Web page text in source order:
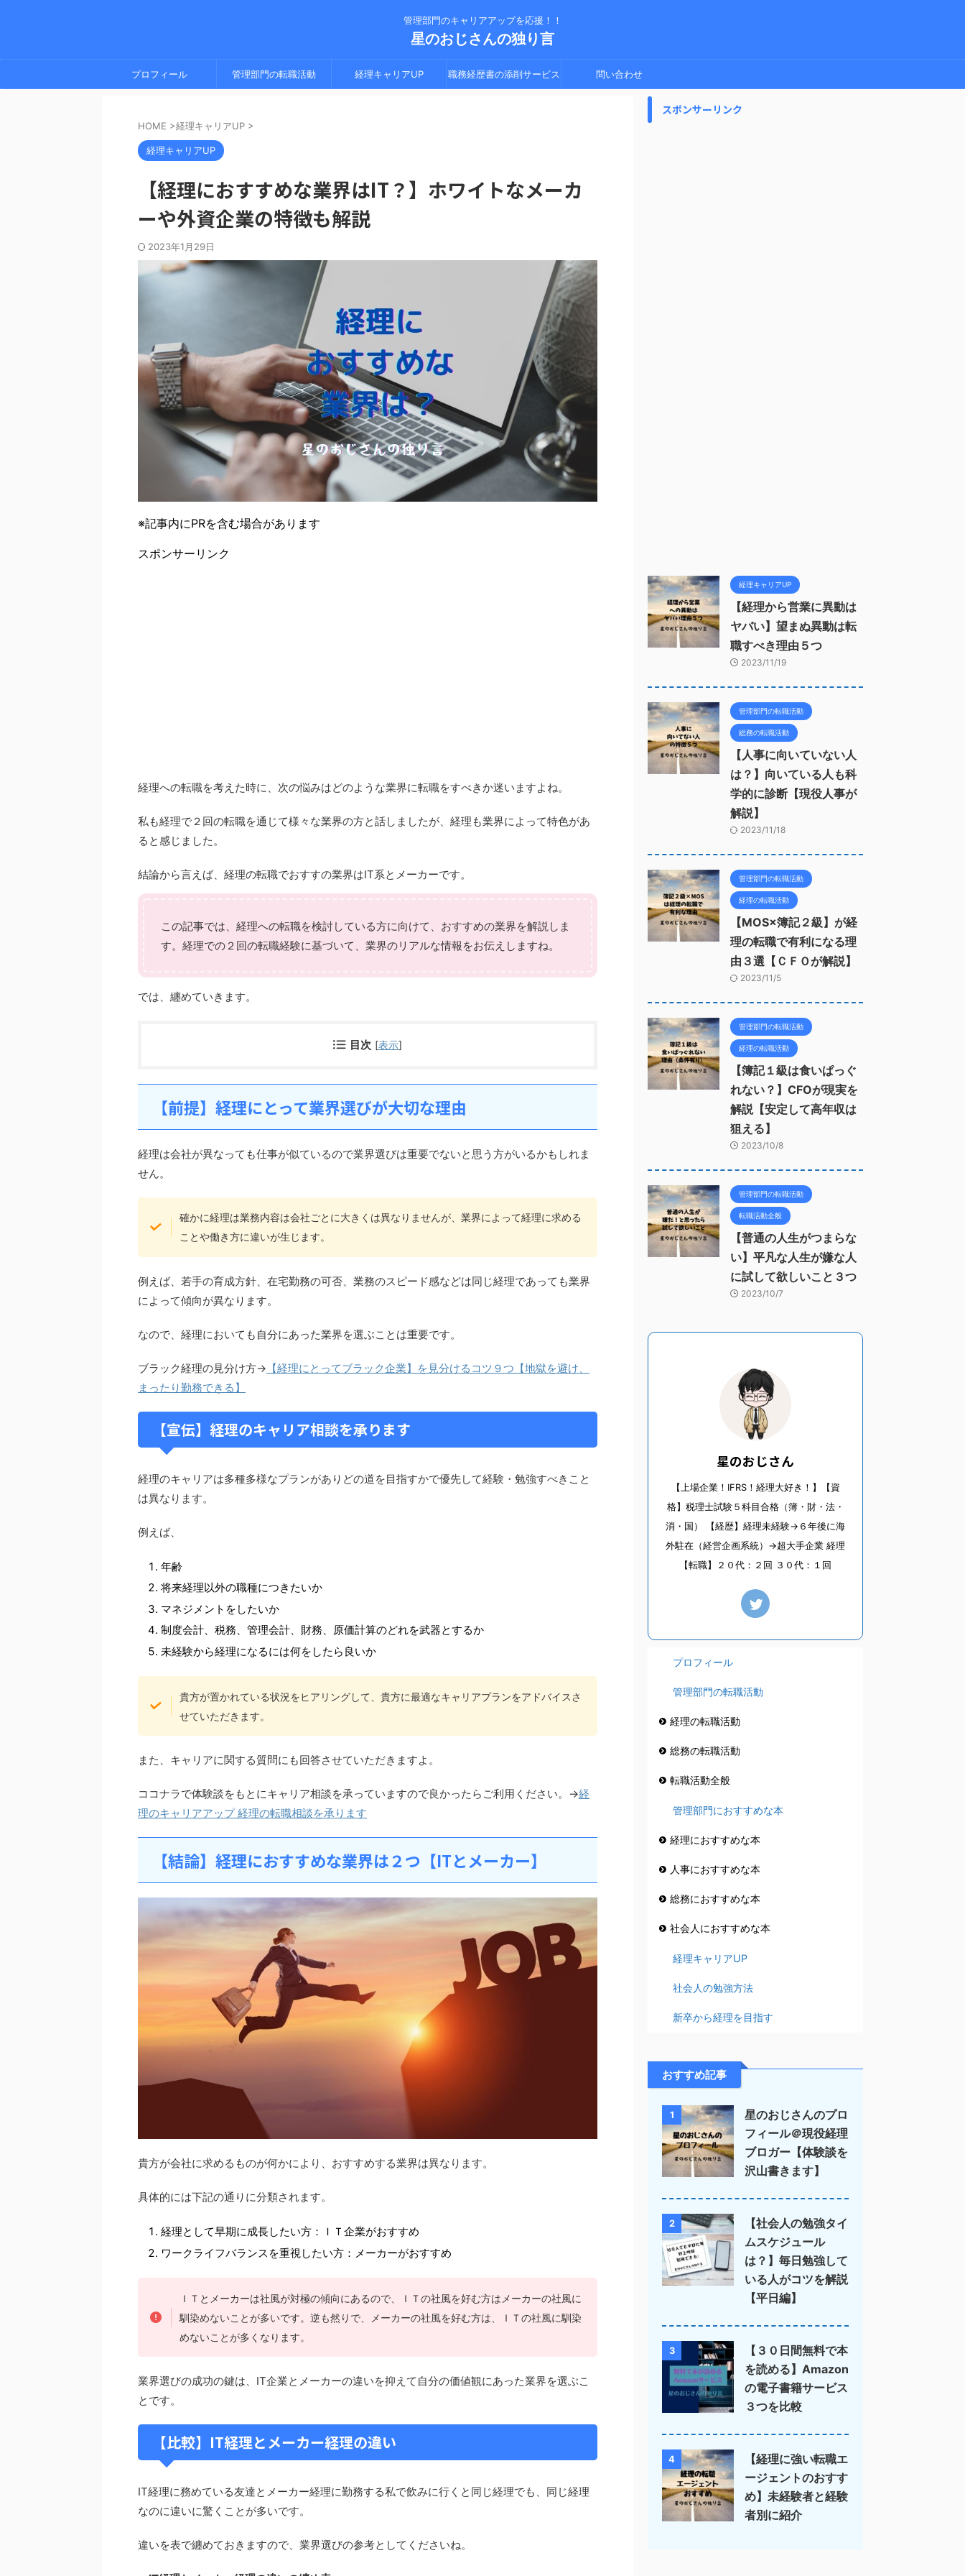
管理部門のキャリアアップを応援！！
星のおじさんの独り言
プロフィール 管理部門の転職活動 経理キャリアUP 職務経歴書の添削サービス 問い合わせ
HOME >経理キャリアUP >
経理キャリアUP
【経理におすすめな業界はIT？】ホワイトなメーカ
ーや外資企業の特徴も解説
2023年1月29日
※記事内にPRを含む場合があります
スポンサーリンク
経理への転職を考えた時に、次の悩みはどのような業界に転職をすべきか迷いますよね。
私も経理で２回の転職を通じて様々な業界の方と話しましたが、経理も業界によって特色があ
ると感じました。
結論から言えば、経理の転職でおすすの業界はIT系とメーカーです。
この記事では、経理への転職を検討している方に向けて、おすすめの業界を解説しま
す。経理での２回の転職経験に基づいて、業界のリアルな情報をお伝えしますね。
では、纏めていきます。
目次 [表示]
【前提】経理にとって業界選びが大切な理由
経理は会社が異なっても仕事が似ているので業界選びは重要でないと思う方がいるかもしれま
せん。
確かに経理は業務内容は会社ごとに大きくは異なりませんが、業界によって経理に求める
ことや働き方に違いが生じます。
例えば、若手の育成方針、在宅勤務の可否、業務のスピード感などは同じ経理であっても業界
によって傾向が異なります。
なので、経理においても自分にあった業界を選ぶことは重要です。
ブラック経理の見分け方→ 【経理にとってブラック企業】を見分けるコツ９つ【地獄を避け、
まったり勤務できる】
【宣伝】経理のキャリア相談を承ります
経理のキャリアは多種多様なプランがありどの道を目指すかで優先して経験・勉強すべきこと
は異なります。
例えば、
年齢
将来経理以外の職種につきたいか
マネジメントをしたいか
制度会計、税務、管理会計、財務、原価計算のどれを武器とするか
未経験から経理になるには何をしたら良いか
貴方が置かれている状況をヒアリングして、貴方に最適なキャリアプランをアドバイスさ
せていただきます。
また、キャリアに関する質問にも回答させていただきますよ。
ココナラで体験談をもとにキャリア相談を承っていますので良かったらご利用ください。→経
理のキャリアアップ 経理の転職相談を承ります
【結論】経理におすすめな業界は２つ【ITとメーカー】
貴方が会社に求めるものが何かにより、おすすめする業界は異なります。
具体的には下記の通りに分類されます。
経理として早期に成長したい方：ＩＴ企業がおすすめ
ワークライフバランスを重視したい方：メーカーがおすすめ
ＩＴとメーカーは社風が対極の傾向にあるので、ＩＴの社風を好む方はメーカーの社風に
馴染めないことが多いです。逆も然りで、メーカーの社風を好む方は、ＩＴの社風に馴染
めないことが多くなります。
業界選びの成功の鍵は、IT企業とメーカーの違いを抑えて自分の価値観にあった業界を選ぶこ
とです。
【比較】IT経理とメーカー経理の違い
IT経理に務めている友達とメーカー経理に勤務する私で飲みに行くと同じ経理でも、同じ経理
なのに違いに驚くことが多いです。
違いを表で纏めておきますので、業界選びの参考としてくださいね。
スポンサーリンク
経理キャリアUP
【経理から営業に異動は
ヤバい】望まぬ異動は転
職すべき理由５つ
2023/11/19
管理部門の転職活動
総務の転職活動
【人事に向いていない人
は？】向いている人も科
学的に診断【現役人事が
解説】
2023/11/18
管理部門の転職活動
経理の転職活動
【MOS×簿記２級】が経
理の転職で有利になる理
由３選【ＣＦＯが解説】
2023/11/5
管理部門の転職活動
経理の転職活動
【簿記１級は食いぱっぐ
れない？】CFOが現実を
解説【安定して高年収は
狙える】
2023/10/8
管理部門の転職活動
転職活動全般
【普通の人生がつまらな
い】平凡な人生が嫌な人
に試して欲しいこと３つ
2023/10/7
星のおじさん
【上場企業！IFRS！経理大好き！】【資
格】税理士試験５科目合格（簿・財・法・
消・国） 【経歴】経理未経験→６年後に海
外駐在（経営企画系統）→超大手企業 経理
【転職】２０代：２回 ３０代：１回
プロフィール
管理部門の転職活動
経理の転職活動
総務の転職活動
転職活動全般
管理部門におすすめな本
経理におすすめな本
人事におすすめな本
総務におすすめな本
社会人におすすめな本
経理キャリアUP
社会人の勉強方法
新卒から経理を目指す
おすすめ記事
1
星のおじさんのプロ
フィール＠現役経理
ブロガー【体験談を
沢山書きます】
2
【社会人の勉強タイ
ムスケジュール
は？】毎日勉強して
いる人がコツを解説
【平日編】
3
【３０日間無料で本
を読める】Amazon
の電子書籍サービス
３つを比較
4
【経理に強い転職エ
ージェントのおすす
め】未経験者と経験
者別に紹介